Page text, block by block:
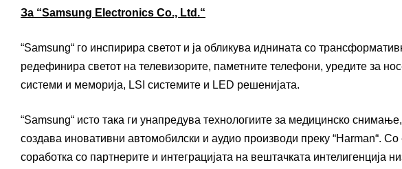
За “Samsung Electronics Co., Ltd.“
“Samsung“ го инспирира светот и ја обликува иднината со
редефинира светот на телевизорите, паметните телефони, уредите за
системи и меморија, LSI системите и LED решенијата.
“Samsung“ исто така ги унапредува технологиите за медицинско
создава иновативни автомобилски и аудио производи преку “Harman“.
соработка со партнерите и интеграцијата на вештачката интелигенција